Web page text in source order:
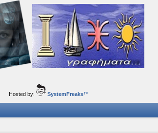
Hosted by: SystemFreaks™